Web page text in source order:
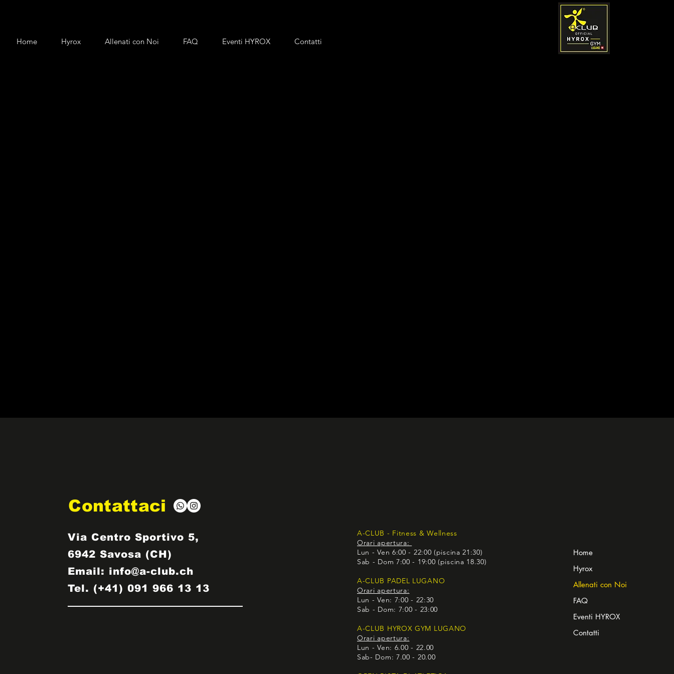
Home Hyrox Allenati con Noi FAQ Eventi HYROX Contatti
Contattaci
Via Centro Sportivo 5,
6942 Savosa (CH)
Email: info@a-club.ch
Tel. (+41) 091 966 13 13
A-CLUB - Fitness & Wellness
Orari apertura:
Lun - Ven 6:00 - 22:00 (piscina 21:30)
Sab - Dom 7:00 - 19:00 (piscina 18.30)
A-CLUB PADEL LUGANO
Orari apertura:
Lun - Ven: 7:00 - 22:30
Sab - Dom: 7:00 - 23:00
A-CLUB HYROX GYM LUGANO
Orari apertura:
Lun - Ven: 6.00 - 22.00
Sab- Dom: 7.00 - 20.00
Home
Hyrox
Allenati con Noi
FAQ
Eventi HYROX
Contatti